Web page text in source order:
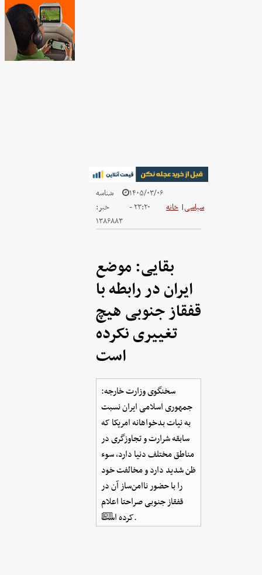
شناسه
خبر:
۱۳۸۶۸۸۳
۱۴۰۵/۰۳/۰۶
- ۲۳:۲۰
خانه |سیاسی
بقایی: موضع
ایران در رابطه با
قفقاز جنوبی هیچ
تغییری نکرده
است
سخنگوی وزارت خارجه:
جمهوری اسلامی ایران نسبت
به نیات بدخواهانه امریکا که
سابقه شرارت و تجاوزگری در
مناطق مختلف دنیا دارد، سوء
ظن شدید دارد و مخالفت خود
را با حضور ناامن‌ساز آن در
قفقاز جنوبی صراحتا اعلام
کرده‌ است.